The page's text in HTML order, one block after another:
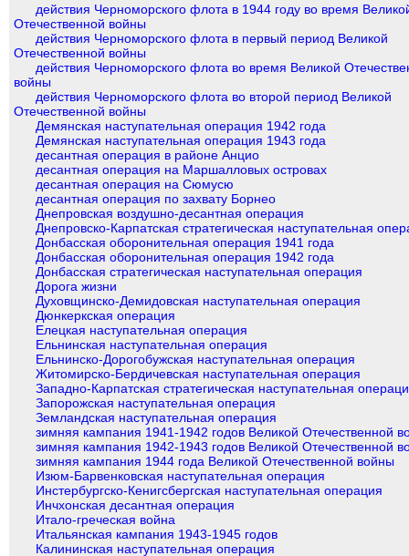
действия Черноморского флота в 1944 году во время
Отечественной войны
действия Черноморского флота в первый период Великой
Отечественной войны
действия Черноморского флота во время Великой
войны
действия Черноморского флота во второй период Великой
Отечественной войны
Демянская наступательная операция 1942 года
Демянская наступательная операция 1943 года
десантная операция в районе Анцио
десантная операция на Маршалловых островах
десантная операция на Сюмусю
десантная операция по захвату Борнео
Днепровская воздушно-десантная операция
Днепровско-Карпатская стратегическая наступательная
Донбасская оборонительная операция 1941 года
Донбасская оборонительная операция 1942 года
Донбасская стратегическая наступательная операция
Дорога жизни
Духовщинско-Демидовская наступательная операция
Дюнкеркская операция
Елецкая наступательная операция
Ельнинская наступательная операция
Ельнинско-Дорогобужская наступательная операция
Житомирско-Бердичевская наступательная операция
Западно-Карпатская стратегическая наступательная
Запорожская наступательная операция
Земландская наступательная операция
зимняя кампания 1941-1942 годов Великой Отечественной
зимняя кампания 1942-1943 годов Великой Отечественной
зимняя кампания 1944 года Великой Отечественной войны
Изюм-Барвенковская наступательная операция
Инстербургско-Кенигсбергская наступательная операция
Инчхонская десантная операция
Итало-греческая война
Итальянская кампания 1943-1945 годов
Калининская наступательная операция